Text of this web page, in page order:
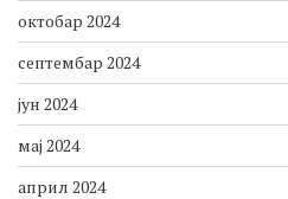
октобар 2024
септембар 2024
јун 2024
мај 2024
април 2024